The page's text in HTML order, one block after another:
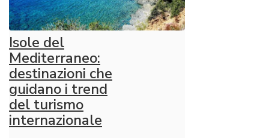
Isole del
Mediterraneo:
destinazioni che
guidano i trend
del turismo
internazionale